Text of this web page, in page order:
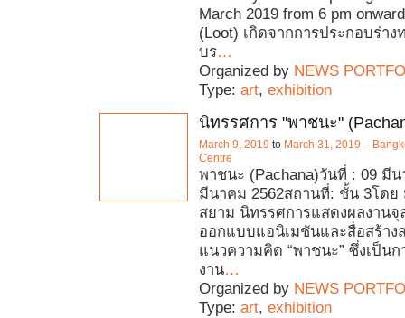
March 2019 from 6 pm
(Loot) เกิดจากการประกอบร่า
บร…
Organized by NEWS
Type: art, exhibition
นิทรรศการ "พาชนะ"
March 9, 2019 to March 31, 2019 –
Centre
พาชนะ (Pachana)วันที่ : 09 มี
มีนาคม 2562สถานที่: ชั้น 3โดย
สยาม นิทรรศการแสดงผลงาน
ออกแบบแอนิเมชันและสื่อสร้าง
แนวความคิด “พาชนะ” ซึ่งเป็นก
งาน…
Organized by NEWS
Type: art, exhibition